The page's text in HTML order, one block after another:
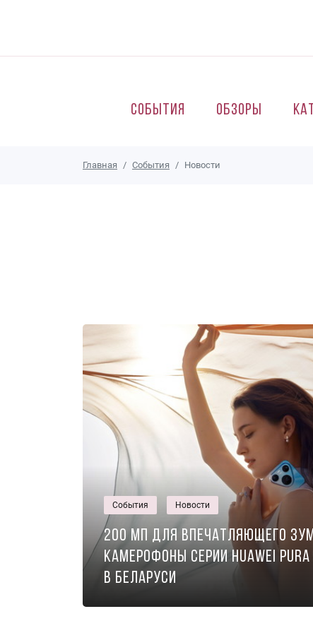
События Обзоры
Главная События Новости
События Новости
200 МП для впечатляющего
камерофоны серии Huawei
в Беларуси